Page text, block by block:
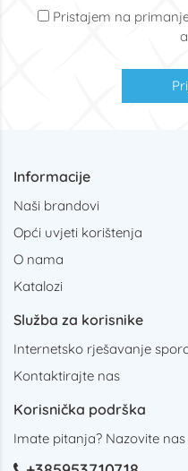
Pristajem na
Informacije
Naši brandovi
Opći uvjeti korištenja
O nama
Katalozi
Služba za korisnike
Internetsko rješavanje
Kontaktirajte nas
Korisnička podrška
Imate pitanja? Nazovite nas